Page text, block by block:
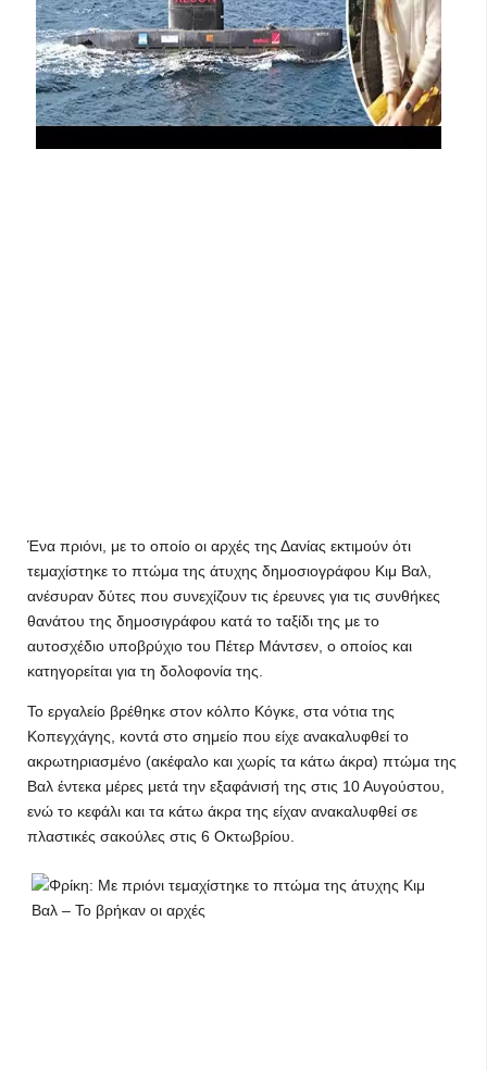
Ένα πριόνι, με το οποίο οι αρχές της Δανίας εκτιμούν ότι
τεμαχίστηκε το πτώμα της άτυχης δημοσιογράφου Κιμ Βαλ,
ανέσυραν δύτες που συνεχίζουν τις έρευνες για τις συνθήκες
θανάτου της δημοσιγράφου κατά το ταξίδι της με το
αυτοσχέδιο υποβρύχιο του Πέτερ Μάντσεν, ο οποίος και
κατηγορείται για τη δολοφονία της.
Το εργαλείο βρέθηκε στον κόλπο Κόγκε, στα νότια της
Κοπεγχάγης, κοντά στο σημείο που είχε ανακαλυφθεί το
ακρωτηριασμένο (ακέφαλο και χωρίς τα κάτω άκρα) πτώμα της
Βαλ έντεκα μέρες μετά την εξαφάνισή της στις 10 Αυγούστου,
ενώ το κεφάλι και τα κάτω άκρα της είχαν ανακαλυφθεί σε
πλαστικές σακούλες στις 6 Οκτωβρίου.